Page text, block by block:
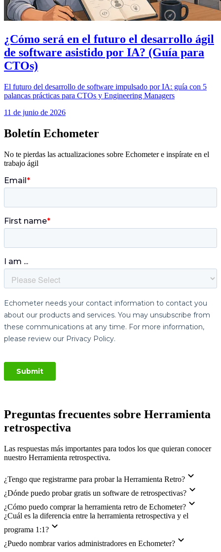
¿Cómo será en el futuro el desarrollo ágil
de software asistido por IA? (Guía para
CTOs)
El futuro del desarrollo de software impulsado por IA: guía con 5
palancas prácticas para CTOs y Engineering Managers
11 de junio de 2026
Boletín Echometer
No te pierdas las actualizaciones sobre Echometer e inspírate en el
trabajo ágil
Preguntas frecuentes sobre Herramienta
retrospectiva
Las respuestas más importantes para todos los que quieran conocer
nuestro Herramienta retrospectiva.
¿Tengo que registrarme para probar la Herramienta Retro?
¿Dónde puedo probar gratis un software de retrospectivas?
¿Cómo puedo comprar la herramienta retro de Echometer?
¿Cuál es la diferencia entre la herramienta retrospectiva y el
programa 1:1?
¿Puedo nombrar varios administradores en Echometer?